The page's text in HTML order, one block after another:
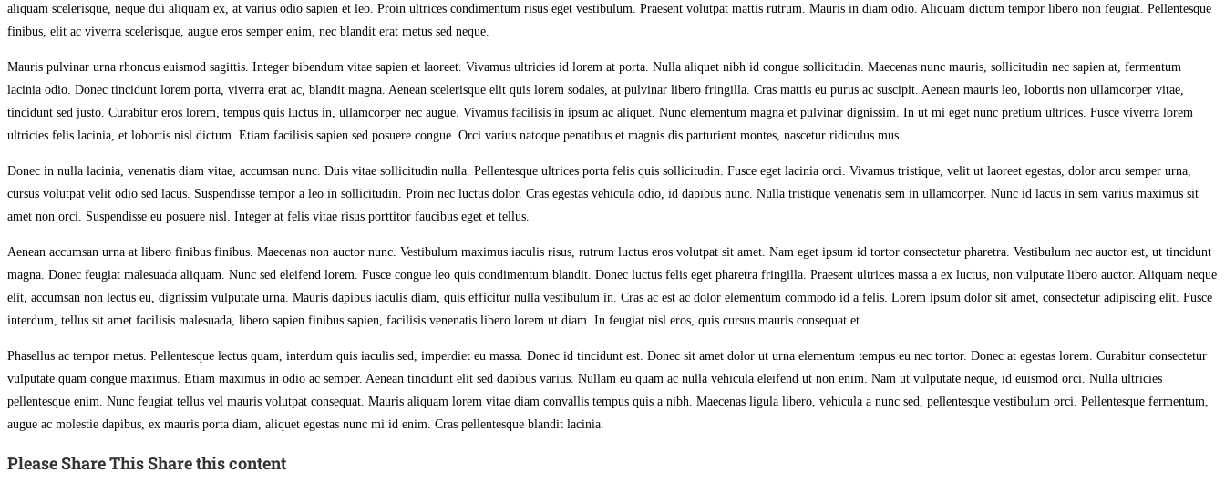
aliquam scelerisque, neque dui aliquam ex, at varius odio sapien et leo. Proin ultrices condimentum risus eget vestibulum. Praesent volutpat mattis rutrum. Mauris in diam odio. Aliquam dictum tempor libero non feugiat. Pellentesque
finibus, elit ac viverra scelerisque, augue eros semper enim, nec blandit erat metus sed neque.
Mauris pulvinar urna rhoncus euismod sagittis. Integer bibendum vitae sapien et laoreet. Vivamus ultricies id lorem at porta. Nulla aliquet nibh id congue sollicitudin. Maecenas nunc mauris, sollicitudin nec sapien at, fermentum
lacinia odio. Donec tincidunt lorem porta, viverra erat ac, blandit magna. Aenean scelerisque elit quis lorem sodales, at pulvinar libero fringilla. Cras mattis eu purus ac suscipit. Aenean mauris leo, lobortis non ullamcorper vitae,
tincidunt sed justo. Curabitur eros lorem, tempus quis luctus in, ullamcorper nec augue. Vivamus facilisis in ipsum ac aliquet. Nunc elementum magna et pulvinar dignissim. In ut mi eget nunc pretium ultrices. Fusce viverra lorem
ultricies felis lacinia, et lobortis nisl dictum. Etiam facilisis sapien sed posuere congue. Orci varius natoque penatibus et magnis dis parturient montes, nascetur ridiculus mus.
Donec in nulla lacinia, venenatis diam vitae, accumsan nunc. Duis vitae sollicitudin nulla. Pellentesque ultrices porta felis quis sollicitudin. Fusce eget lacinia orci. Vivamus tristique, velit ut laoreet egestas, dolor arcu semper urna,
cursus volutpat velit odio sed lacus. Suspendisse tempor a leo in sollicitudin. Proin nec luctus dolor. Cras egestas vehicula odio, id dapibus nunc. Nulla tristique venenatis sem in ullamcorper. Nunc id lacus in sem varius maximus sit
amet non orci. Suspendisse eu posuere nisl. Integer at felis vitae risus porttitor faucibus eget et tellus.
Aenean accumsan urna at libero finibus finibus. Maecenas non auctor nunc. Vestibulum maximus iaculis risus, rutrum luctus eros volutpat sit amet. Nam eget ipsum id tortor consectetur pharetra. Vestibulum nec auctor est, ut tincidunt
magna. Donec feugiat malesuada aliquam. Nunc sed eleifend lorem. Fusce congue leo quis condimentum blandit. Donec luctus felis eget pharetra fringilla. Praesent ultrices massa a ex luctus, non vulputate libero auctor. Aliquam neque
elit, accumsan non lectus eu, dignissim vulputate urna. Mauris dapibus iaculis diam, quis efficitur nulla vestibulum in. Cras ac est ac dolor elementum commodo id a felis. Lorem ipsum dolor sit amet, consectetur adipiscing elit. Fusce
interdum, tellus sit amet facilisis malesuada, libero sapien finibus sapien, facilisis venenatis libero lorem ut diam. In feugiat nisl eros, quis cursus mauris consequat et.
Phasellus ac tempor metus. Pellentesque lectus quam, interdum quis iaculis sed, imperdiet eu massa. Donec id tincidunt est. Donec sit amet dolor ut urna elementum tempus eu nec tortor. Donec at egestas lorem. Curabitur consectetur
vulputate quam congue maximus. Etiam maximus in odio ac semper. Aenean tincidunt elit sed dapibus varius. Nullam eu quam ac nulla vehicula eleifend ut non enim. Nam ut vulputate neque, id euismod orci. Nulla ultricies
pellentesque enim. Nunc feugiat tellus vel mauris volutpat consequat. Mauris aliquam lorem vitae diam convallis tempus quis a nibh. Maecenas ligula libero, vehicula a nunc sed, pellentesque vestibulum orci. Pellentesque fermentum,
augue ac molestie dapibus, ex mauris porta diam, aliquet egestas nunc mi id enim. Cras pellentesque blandit lacinia.
Please Share ThisShare this content